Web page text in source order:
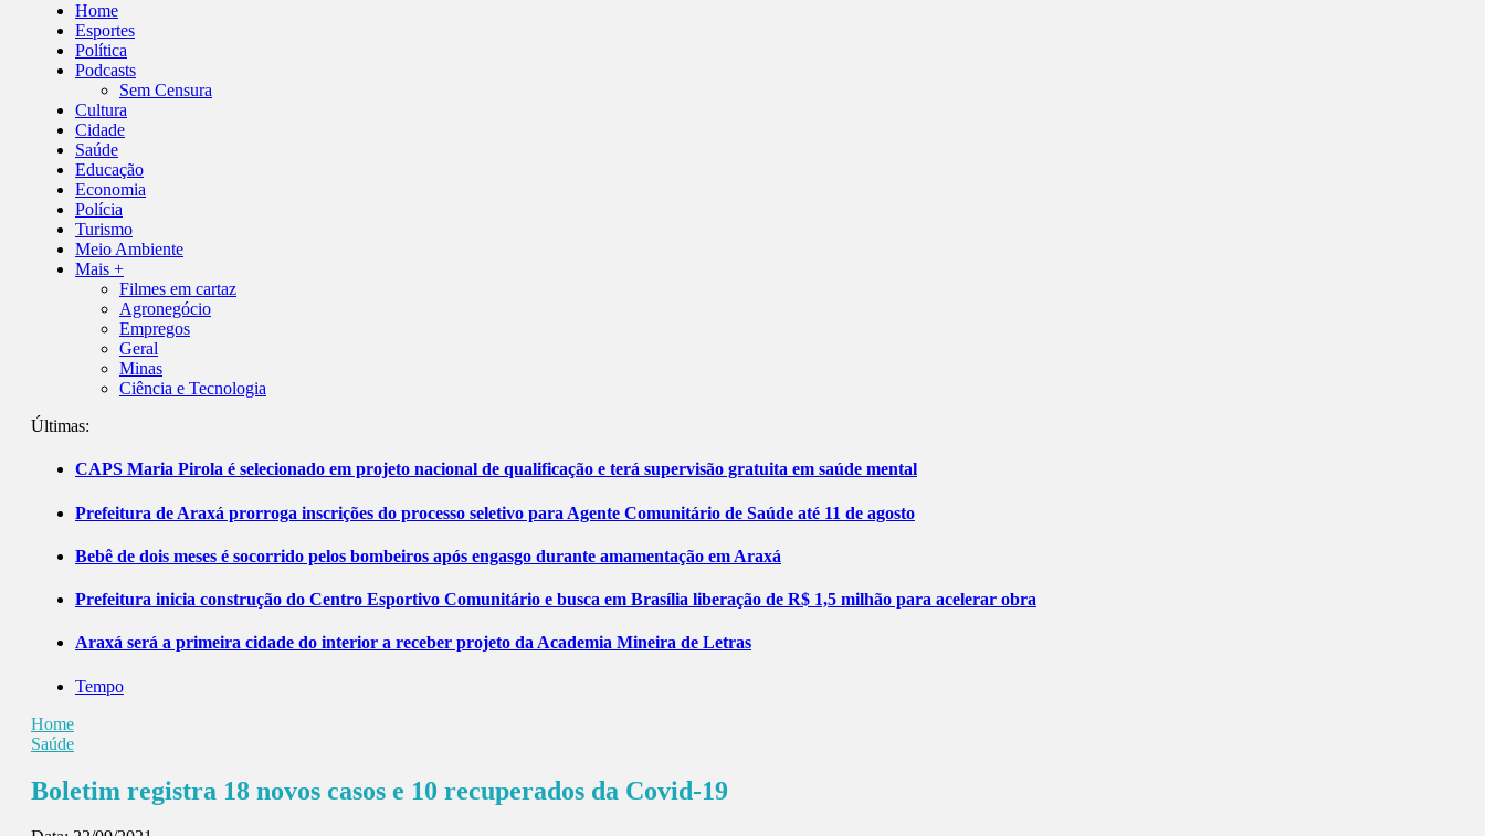
Home
Esportes
Política
Podcasts
Sem Censura
Cultura
Cidade
Saúde
Educação
Economia
Polícia
Turismo
Meio Ambiente
Mais +
Filmes em cartaz
Agronegócio
Empregos
Geral
Minas
Ciência e Tecnologia
Últimas:
CAPS Maria Pirola é selecionado em projeto nacional de qualificação e terá supervisão gratuita em saúde mental
Prefeitura de Araxá prorroga inscrições do processo seletivo para Agente Comunitário de Saúde até 11 de agosto
Bebê de dois meses é socorrido pelos bombeiros após engasgo durante amamentação em Araxá
Prefeitura inicia construção do Centro Esportivo Comunitário e busca em Brasília liberação de R$ 1,5 milhão para acelerar obra
Araxá será a primeira cidade do interior a receber projeto da Academia Mineira de Letras
Tempo
Home
Saúde
Boletim registra 18 novos casos e 10 recuperados da Covid-19